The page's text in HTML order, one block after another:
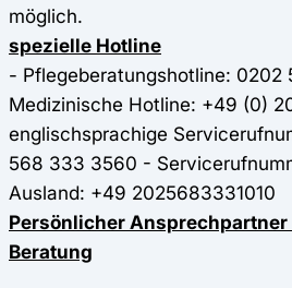
möglich.
spezielle Hotline
- Pflegeberatungshotline: 0202
Medizinische Hotline: +49 (0)
englischsprachige
568 333 3560 -
Ausland: +49 2025683331010
Persönlicher
Beratung